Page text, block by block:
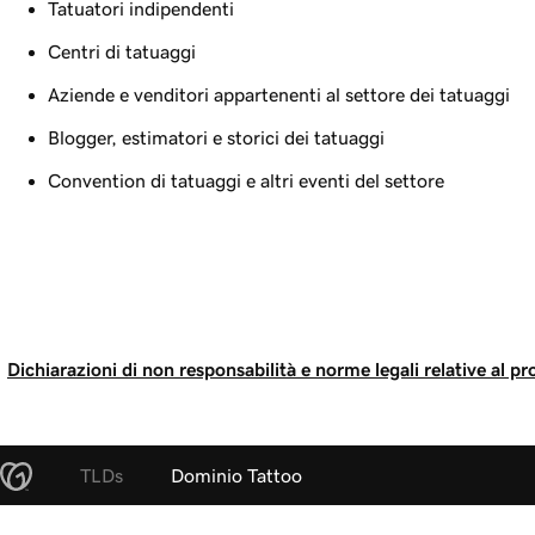
Tatuatori indipendenti
Centri di tatuaggi
Aziende e venditori appartenenti al settore dei tatuaggi
Blogger, estimatori e storici dei tatuaggi
Convention di tatuaggi e altri eventi del settore
Dichiarazioni di non responsabilità e norme legali relative al
TLDs Dominio Tattoo